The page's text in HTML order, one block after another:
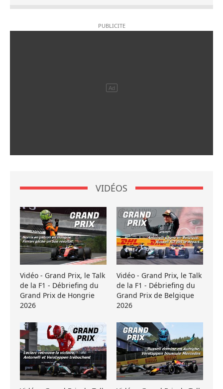
VIDÉOS
Vidéo - Grand Prix, le Talk
de la F1 - Débriefing du
Grand Prix de Hongrie
2026
Vidéo - Grand Prix, le Talk
de la F1 - Débriefing du
Grand Prix de Belgique
2026